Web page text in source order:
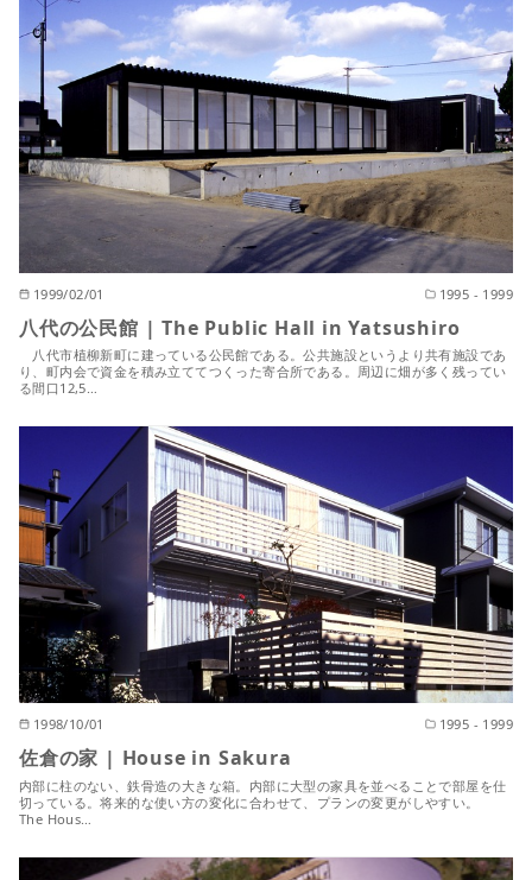
1999/02/01 1995 - 1999
八代の公民館 | The Public Hall in Yatsushiro
八代市植柳新町に建っている公民館である。公共施設というより共有施設であ
り、町内会で資金を積み立ててつくった寄合所である。周辺に畑が多く残ってい
る間口12,5…
1998/10/01 1995 - 1999
佐倉の家 | House in Sakura
内部に柱のない、鉄骨造の大きな箱。内部に大型の家具を並べることで部屋を仕
切っている。将来的な使い方の変化に合わせて、プランの変更がしやすい。
The Hous…